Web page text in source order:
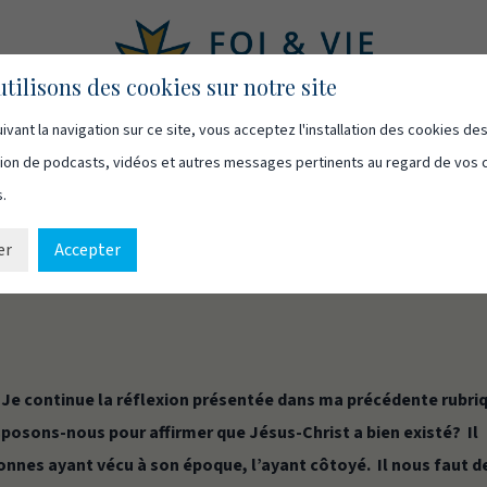
Vidéos Qui sommes-nous Ressources
EXISTÉ!
Je continue la réflexion présentée dans ma précédente
nous pour affirmer que Jésus-Christ a bien existé? Il
ayant vécu à son époque, l’ayant côtoyé. Il nous faut
des cookies sur notre site
la navigation sur ce site, vous acceptez l'installation des cookies
de podcasts, vidéos et autres messages pertinents au regard de vos
Accepter